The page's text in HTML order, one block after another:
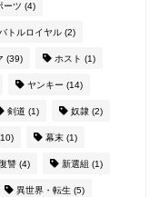
ーツ (4)
トルロイヤル (2)
(39) ホスト (1)
ヤンキー (14)
剣道 (1) 奴隷 (2)
幕末 (1)
讐 (4) 新選組 (1)
異世界・転生 (5)